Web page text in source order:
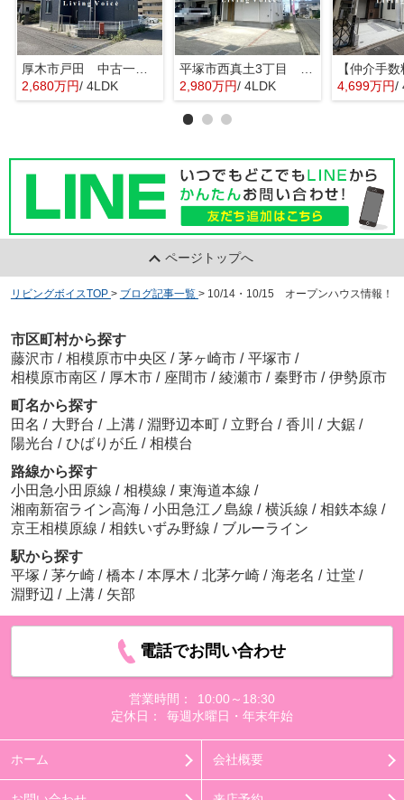
厚木市戸田 中古一戸建て
2,680万円/ 4LDK
2,980万円/ 4LDK 4,699万円/
ページトップへ
リビングボイスTOP > ブログ記事一覧 > 10/14・10/15 オープンハウス情報！
市区町村から探す
藤沢市 / 相模原市中央区 / 茅ヶ崎市 / 平塚市 /
相模原市南区 / 厚木市 / 座間市 / 綾瀬市 / 秦野市 / 伊勢原市
町名から探す
田名 / 大野台 / 上溝 / 淵野辺本町 / 立野台 / 香川 / 大鋸 /
陽光台 / ひばりが丘 / 相模台
路線から探す
小田急小田原線 / 相模線 / 東海道本線 /
湘南新宿ライン高海 / 小田急江ノ島線 / 横浜線 / 相鉄本線 /
京王相模原線 / 相鉄いずみ野線 / ブルーライン
駅から探す
平塚 / 茅ケ崎 / 橋本 / 本厚木 / 北茅ケ崎 / 海老名 / 辻堂 /
淵野辺 / 上溝 / 矢部
電話でお問い合わせ
営業時間：
10:00～18:30
定休日：
毎週水曜日・年末年始
ホーム 会社概要